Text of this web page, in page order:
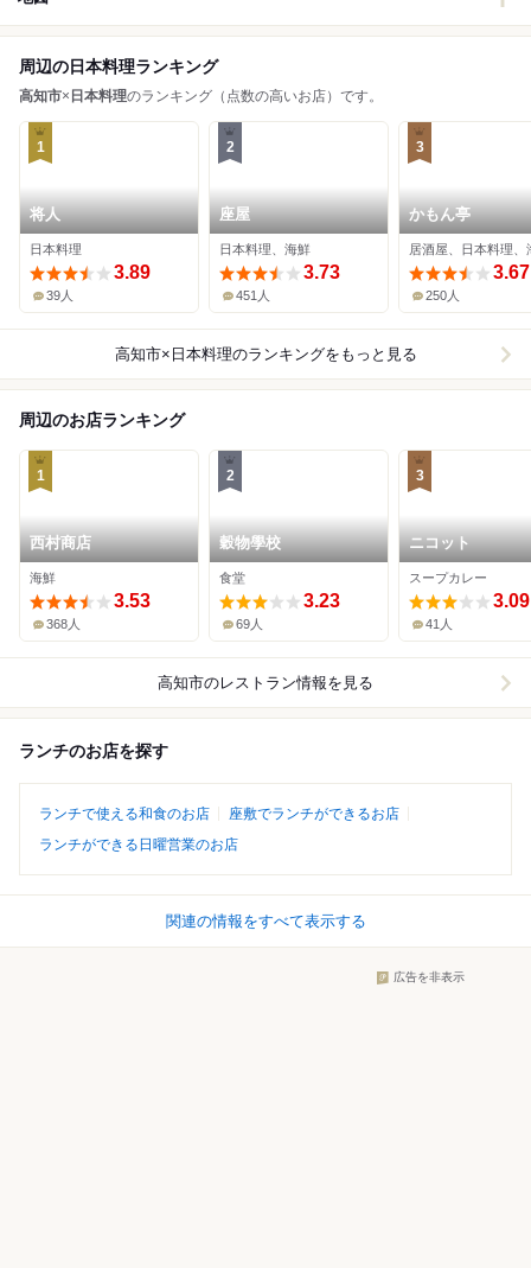
周辺の日本料理ランキング
高知市× 日本料理のランキング（点数の高いお店）です。
1
将人
日本料理
3.89
39人
2
座屋
日本料理、海鮮
3.73
451人
3
かもん亭
居酒屋、日本料理、
3.67
250人
高知市×日本料理のランキングをもっと見る
周辺のお店ランキング
1
西村商店
海鮮
3.53
368人
2
穀物學校
食堂
3.23
69人
3
ニコット
スープカレー
3.09
41人
高知市のレストラン情報を見る
ランチのお店を探す
ランチで使える和食のお店
座敷でランチができるお店
ランチができる日曜営業のお店
関連の情報をすべて表示する
広告を非表示